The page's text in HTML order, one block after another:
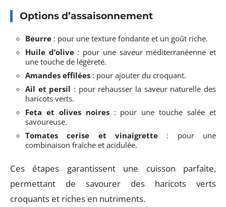
Options d’assaisonnement
Beurre : pour une texture fondante et un goût riche.
Huile d’olive: pour une saveur méditerranéenne et
une touche de légèreté.
Amandes effilées : pour ajouter du croquant.
Ail et persil : pour rehausser la saveur naturelle des
haricots verts.
Feta et olives noires: pour une touche salée et
savoureuse.
Tomates cerise et vinaigrette : pour une
combinaison fraîche et acidulée.
Ces étapes garantissent une cuisson parfaite,
permettant de savourer des haricots verts
croquants et riches en nutriments.